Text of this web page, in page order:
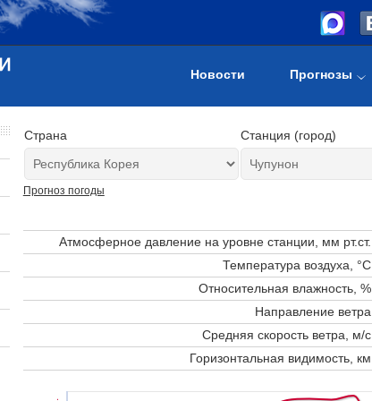
Новости Прогнозы
Страна Станция (город)
Прогноз погоды
Атмосферное давление на уровне станции, мм рт.ст.
Температура воздуха, °C
Относительная влажность, %
Направление ветра
Средняя скорость ветра, м/с
Горизонтальная видимость, км